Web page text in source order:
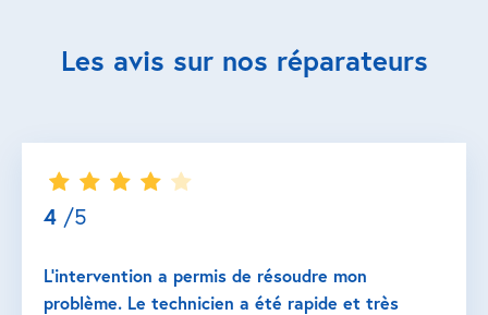
Les avis sur nos réparateurs
4 /5
L’intervention a permis de résoudre mon
problème. Le technicien a été rapide et très